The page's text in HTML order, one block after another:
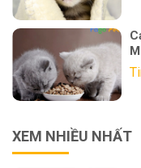
XEM NHIỀU NHẤT